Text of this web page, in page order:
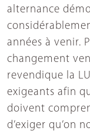
alternance
années à venir.
changement
revendique la
exigeants afin
doivent
d’exiger qu’on